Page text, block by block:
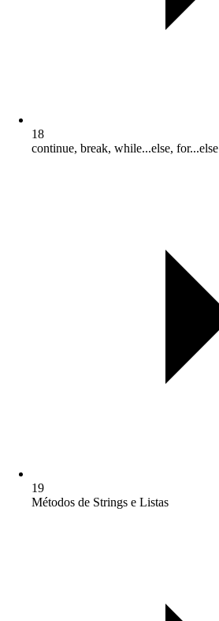
18
continue, break, while...else, for...else
19
Métodos de Strings e Listas